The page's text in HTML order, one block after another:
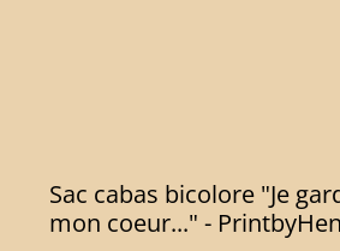
Sac cabas bicolore "Je
mon coeur..." -